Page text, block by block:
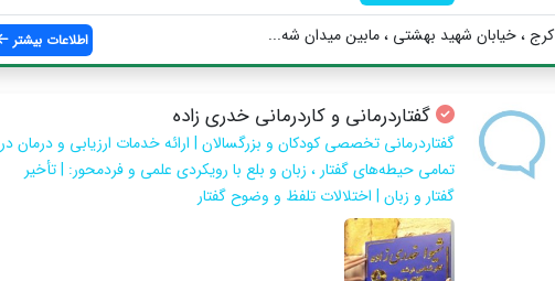
کرج ، خیابان شهید بهشتی ، مابین میدان شه... اطلاعات بیشتر
گفتاردرمانی و کاردرمانی خدری زاده
گفتاردرمانی تخصصی کودکان و بزرگسالان | ارائه خدمات ارزیابی و درمان در
تمامی حیطه‌های گفتار ، زبان و بلع با رویکردی علمی و فردمحور: | تأخیر
گفتار و زبان | اختلالات تلفظ و وضوح گفتار